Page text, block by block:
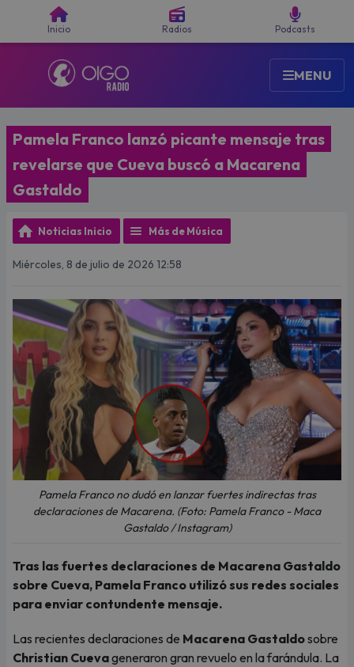
Inicio Radios Podcasts
MENU
Pamela Franco lanzó picante mensaje tras
revelarse que Cueva buscó a Macarena
Gastaldo
Noticias Inicio Más de Música
Miércoles, 8 de julio de 2026 12:58
Pamela Franco no dudó en lanzar fuertes indirectas tras
declaraciones de Macarena. (Foto: Pamela Franco - Maca
Gastaldo / Instagram)
Tras las fuertes declaraciones de Macarena Gastaldo
sobre Cueva, Pamela Franco utilizó sus redes sociales
para enviar contundente mensaje.
Las recientes declaraciones de Macarena Gastaldosobre
Christian Cuevageneraron gran revuelo en la farándula. La